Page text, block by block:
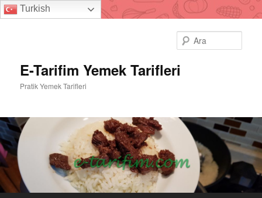
Turkish
E-Tarifim Yemek Tarifleri
Pratik Yemek Tarifleri